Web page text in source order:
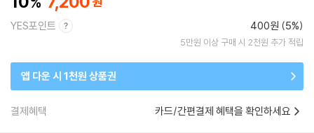
YES포인트 400원 (5%)
5만원 이상 구매 시 2천원 추가 적립
앱 다운 시 1천원 상품권
결제혜택 카드/간편결제 혜택을 확인하세요